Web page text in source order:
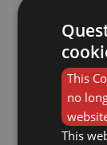
This
no
This